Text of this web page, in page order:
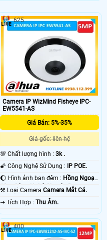
Camera IP WizMind Fisheye IPC-
EW5541-AS
Giá Bán: 5%-35%
Giá gốc: liên hệ
💯 Chất lượng hình :3k .
🌠 Công Nghệ Sử Dụng :
IP POE.
🌔 Hình ảnh ban đêm : Hồng Ngoại
10m Công Nghệ Chuyên Dụng.
⚒ Loại CameraCamera Mắt Cá.
️⇝ Tích Hợp :Thu Âm.
625
400